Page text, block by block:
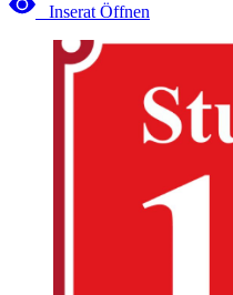
Inserat Öffnen